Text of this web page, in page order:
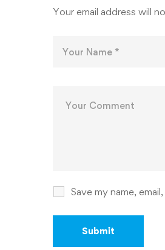
Your email address will
Save my name,